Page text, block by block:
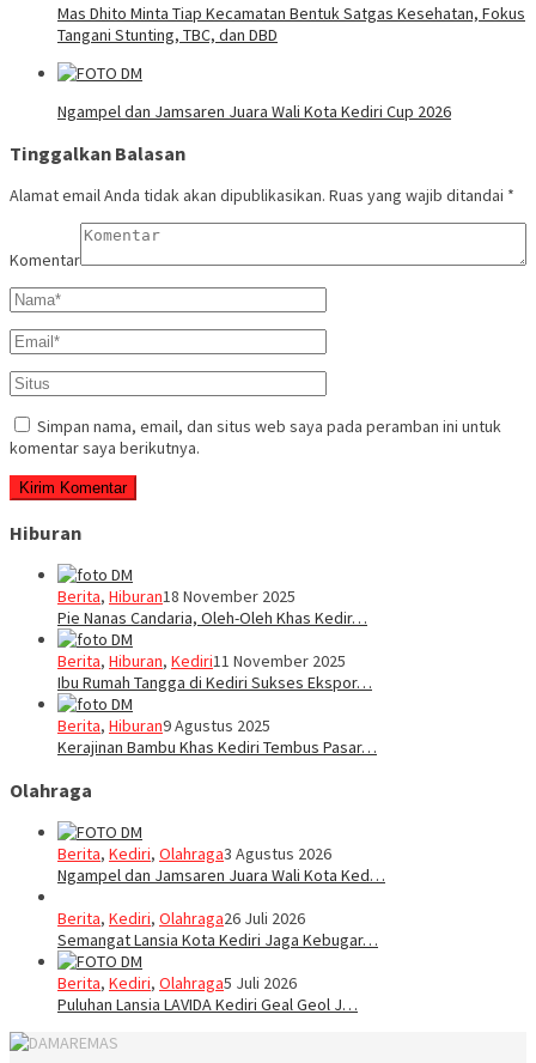
Mas Dhito Minta Tiap Kecamatan Bentuk Satgas Kesehatan, Fokus
Tangani Stunting, TBC, dan DBD
Ngampel dan Jamsaren Juara Wali Kota Kediri Cup 2026
Tinggalkan Balasan
Alamat email Anda tidak akan dipublikasikan. Ruas yang wajib ditandai *
Komentar
Simpan nama, email, dan situs web saya pada peramban ini untuk
komentar saya berikutnya.
Hiburan
Berita, Hiburan18 November 2025
Pie Nanas Candaria, Oleh-Oleh Khas Kedir…
Berita, Hiburan, Kediri11 November 2025
Ibu Rumah Tangga di Kediri Sukses Ekspor…
Berita, Hiburan9 Agustus 2025
Kerajinan Bambu Khas Kediri Tembus Pasar…
Olahraga
Berita, Kediri, Olahraga3 Agustus 2026
Ngampel dan Jamsaren Juara Wali Kota Ked…
Berita, Kediri, Olahraga26 Juli 2026
Semangat Lansia Kota Kediri Jaga Kebugar…
Berita, Kediri, Olahraga5 Juli 2026
Puluhan Lansia LAVIDA Kediri Geal Geol J…